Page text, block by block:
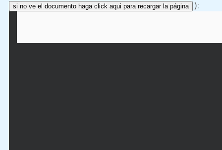
si no ve el documento haga click aqui para recargar la página ):